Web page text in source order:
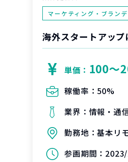
マーケティング・ブラン
単価： 100〜
稼働率： 50%
業界： 情報・通
勤務地：基本リ
参画期間：